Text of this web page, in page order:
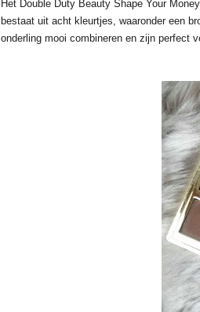
Het Double Duty Beauty Shape Your
bestaat uit acht kleurtjes, waaronder een
onderling mooi combineren en zijn perfect